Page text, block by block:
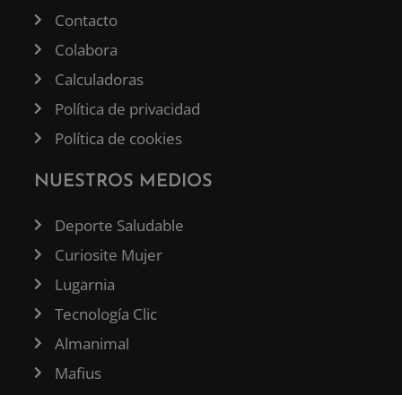
Contacto
Colabora
Calculadoras
Política de privacidad
Política de cookies
NUESTROS MEDIOS
Deporte Saludable
Curiosite Mujer
Lugarnia
Tecnología Clic
Almanimal
Mafius